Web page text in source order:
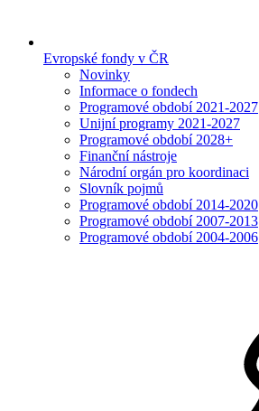
Evropské fondy v ČR
Novinky
Informace o fondech
Programové období 2021-2027
Unijní programy 2021-2027
Programové období 2028+
Finanční nástroje
Národní orgán pro koordinaci
Slovník pojmů
Programové období 2014-2020
Programové období 2007-2013
Programové období 2004-2006